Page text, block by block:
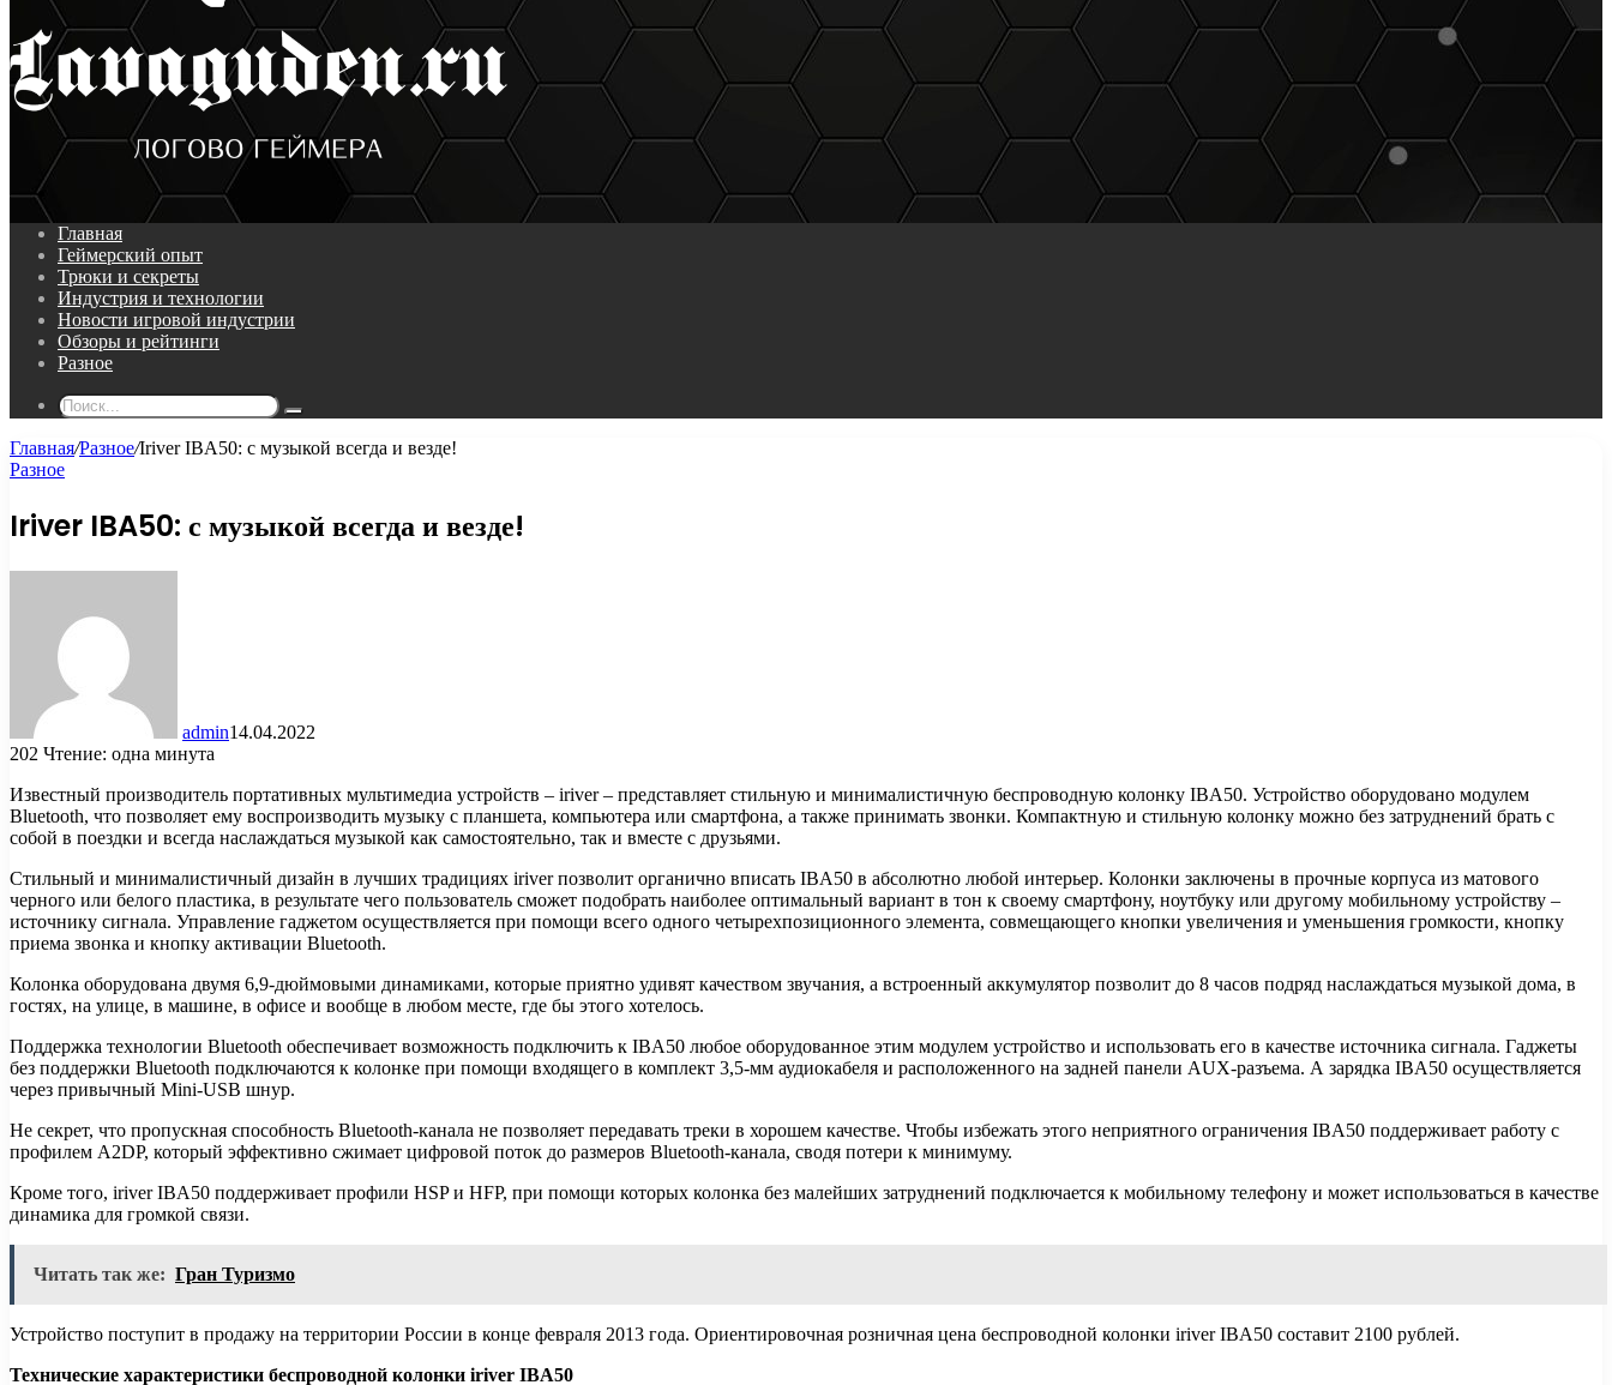
Главная
Геймерский опыт
Трюки и секреты
Индустрия и технологии
Новости игровой индустрии
Обзоры и рейтинги
Разное
Поиск...
Главная/Разное/Iriver IBA50: с музыкой всегда и везде!
Разное
Iriver IBA50: с музыкой всегда и везде!
admin14.04.2022
202 Чтение: одна минута
Известный производитель портативных мультимедиа устройств – iriver – представляет стильную и минималистичную беспроводную колонку IBA50. Устройство оборудовано модулем
Bluetooth, что позволяет ему воспроизводить музыку с планшета, компьютера или смартфона, а также принимать звонки. Компактную и стильную колонку можно без затруднений брать с
собой в поездки и всегда наслаждаться музыкой как самостоятельно, так и вместе с друзьями.
Стильный и минималистичный дизайн в лучших традициях iriver позволит органично вписать IBA50 в абсолютно любой интерьер. Колонки заключены в прочные корпуса из матового
черного или белого пластика, в результате чего пользователь сможет подобрать наиболее оптимальный вариант в тон к своему смартфону, ноутбуку или другому мобильному устройству –
источнику сигнала. Управление гаджетом осуществляется при помощи всего одного четырехпозиционного элемента, совмещающего кнопки увеличения и уменьшения громкости, кнопку
приема звонка и кнопку активации Bluetooth.
Колонка оборудована двумя 6,9-дюймовыми динамиками, которые приятно удивят качеством звучания, а встроенный аккумулятор позволит до 8 часов подряд наслаждаться музыкой дома, в
гостях, на улице, в машине, в офисе и вообще в любом месте, где бы этого хотелось.
Поддержка технологии Bluetooth обеспечивает возможность подключить к IBA50 любое оборудованное этим модулем устройство и использовать его в качестве источника сигнала. Гаджеты
без поддержки Bluetooth подключаются к колонке при помощи входящего в комплект 3,5-мм аудиокабеля и расположенного на задней панели AUX-разъема. А зарядка IBA50 осуществляется
через привычный Mini-USB шнур.
Не секрет, что пропускная способность Bluetooth-канала не позволяет передавать треки в хорошем качестве. Чтобы избежать этого неприятного ограничения IBA50 поддерживает работу с
профилем A2DP, который эффективно сжимает цифровой поток до размеров Bluetooth-канала, сводя потери к минимуму.
Кроме того, iriver IBA50 поддерживает профили HSP и HFP, при помощи которых колонка без малейших затруднений подключается к мобильному телефону и может использоваться в качестве
динамика для громкой связи.
Читать так же: Гран Туризмо
Устройство поступит в продажу на территории России в конце февраля 2013 года. Ориентировочная розничная цена беспроводной колонки iriver IBA50 составит 2100 рублей.
Технические характеристики беспроводной колонки iriver IBA50